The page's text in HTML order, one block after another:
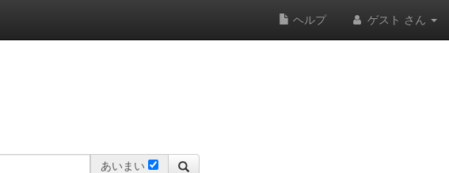
ヘルプ ゲスト さん
あいまい